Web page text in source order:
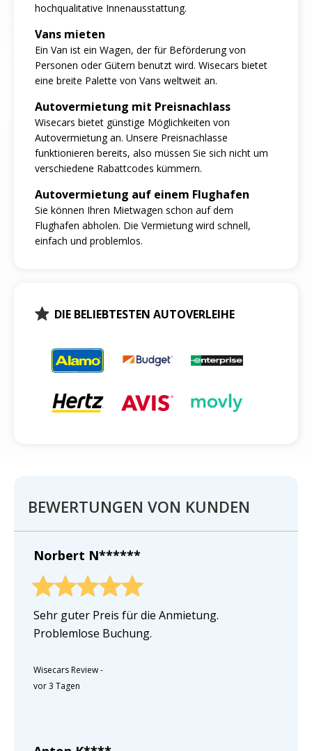
hochqualitative Innenausstattung.
Vans mieten
Ein Van ist ein Wagen, der für Beförderung von
Personen oder Gütern benutzt wird. Wisecars bietet
eine breite Palette von Vans weltweit an.
Autovermietung mit Preisnachlass
Wisecars bietet günstige Möglichkeiten von
Autovermietung an. Unsere Preisnachlasse
funktionieren bereits, also müssen Sie sich nicht um
verschiedene Rabattcodes kümmern.
Autovermietung auf einem Flughafen
Sie können Ihren Mietwagen schon auf dem
Flughafen abholen. Die Vermietung wird schnell,
einfach und problemlos.
DIE BELIEBTESTEN AUTOVERLEIHE
BEWERTUNGEN VON KUNDEN
Norbert N******
Sehr guter Preis für die Anmietung.
Problemlose Buchung.
Wisecars Review-
vor 3 Tagen